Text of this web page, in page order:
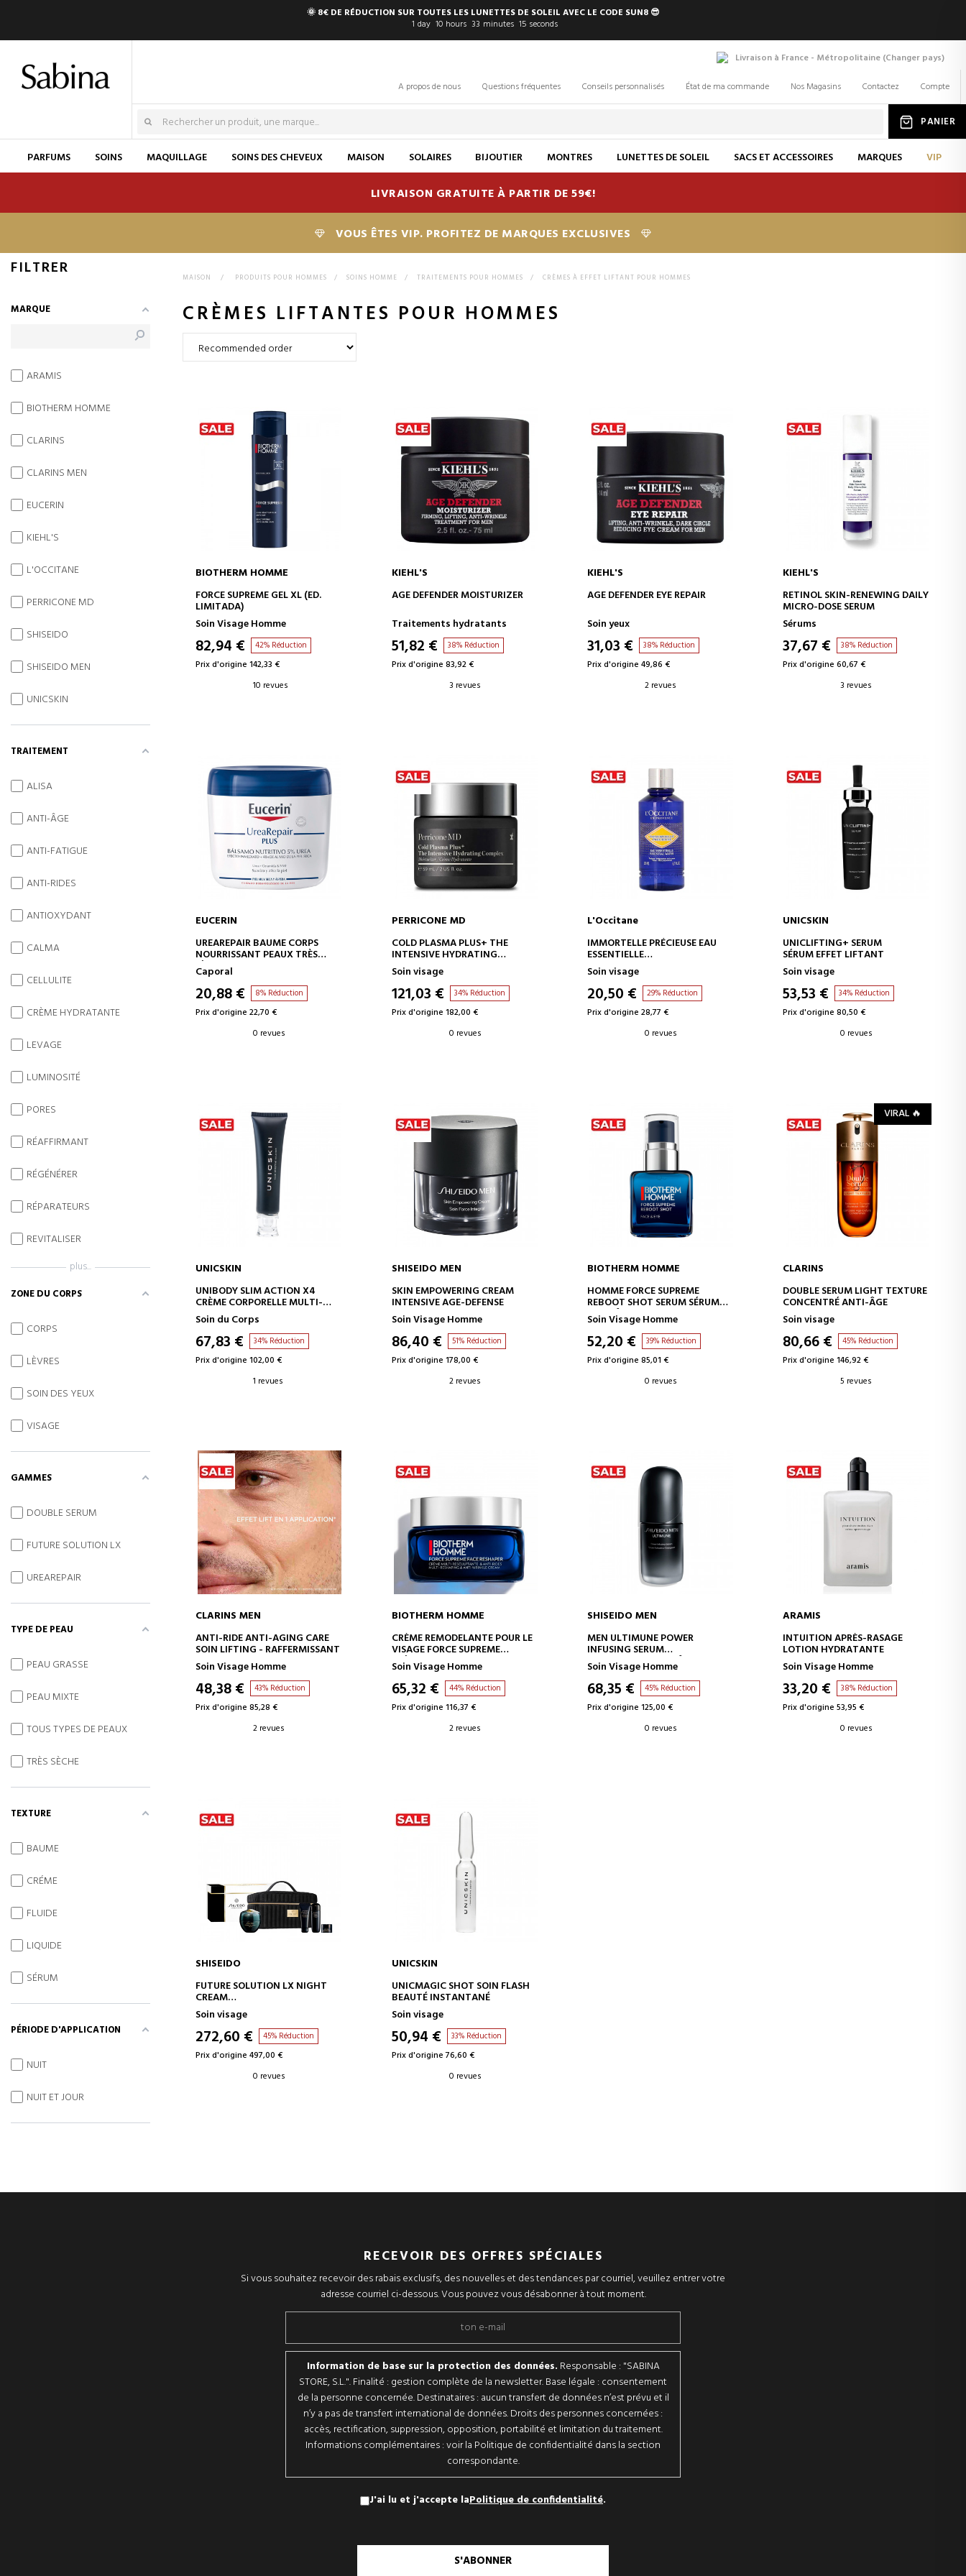
🌞 8€ DE RÉDUCTION SUR TOUTES LES LUNETTES DE SOLEIL AVEC LE CODE SUN8 😎
1 day 10 hours 33 minutes 14 seconds
Livraison à France - Métropolitaine (Changer pays)
A propos de nous
Questions fréquentes Conseils personnalisés État de ma commande Nos Magasins Contactez Compte
PANIER
PARFUMS SOINS MAQUILLAGE SOINS DES CHEVEUX MAISON SOLAIRES BIJOUTIER MONTRES LUNETTES DE SOLEIL SACS ET ACCESSOIRES MARQUES VIP
LIVRAISON GRATUITE À PARTIR DE 59€!
VOUS ÊTES VIP. PROFITEZ DE MARQUES EXCLUSIVES
MAISON > PRODUITS POUR HOMMES > SOINS HOMME > TRAITEMENTS POUR HOMMES > CRÈMES À EFFET LIFTANT POUR HOMMES
CRÈMES LIFTANTES POUR HOMMES
AJOUTER AU PANIER
BIOTHERM HOMME
FORCE SUPREME GEL XL (ED.
LIMITADA)
Soin Visage Homme
82,94 € 42% Réduction
Prix d'origine 142,33 €
10 revues
AJOUTER AU PANIER
KIEHL'S
AGE DEFENDER MOISTURIZER
Traitements hydratants
51,82 € 38% Réduction
Prix d'origine 83,92 €
3 revues
AJOUTER AU PANIER
KIEHL'S
AGE DEFENDER EYE REPAIR
Soin yeux
31,03 € 38% Réduction
Prix d'origine 49,86 €
2 revues
AJOUTER AU PANIER
KIEHL'S
RETINOL SKIN-RENEWING DAILY
MICRO-DOSE SERUM
Sérums
37,67 € 38% Réduction
Prix d'origine 60,67 €
3 revues
AJOUTER AU PANIER
EUCERIN
UREAREPAIR BAUME CORPS
NOURRISSANT PEAUX TRÈS
SÈCHES
Caporal
20,88 € 8% Réduction
Prix d'origine 22,70 €
0 revues
AJOUTER AU PANIER
PERRICONE MD
COLD PLASMA PLUS+ THE
INTENSIVE HYDRATING
COMPLEX
CRÈME HYDRATANTE INTENSIVE
Soin visage
121,03 € 34% Réduction
Prix d'origine 182,00 €
0 revues
AJOUTER AU PANIER
L'Occitane
IMMORTELLE PRÉCIEUSE EAU
ESSENTIELLE
LOTION TONIQUE
PRÉPARATOIRE POUR LA PEAU
Soin visage
20,50 € 29% Réduction
Prix d'origine 28,77 €
0 revues
AJOUTER AU PANIER
UNICSKIN
UNICLIFTING+ SERUM
SÉRUM EFFET LIFTANT
Soin visage
53,53 € 34% Réduction
Prix d'origine 80,50 €
0 revues
AJOUTER AU PANIER
UNICSKIN
UNIBODY SLIM ACTION X4
CRÈME CORPORELLE MULTI-
ACTIONS
Soin du Corps
67,83 € 34% Réduction
Prix d'origine 102,00 €
1 revues
AJOUTER AU PANIER
SHISEIDO MEN
SKIN EMPOWERING CREAM
INTENSIVE AGE-DEFENSE
Soin Visage Homme
86,40 € 51% Réduction
Prix d'origine 178,00 €
2 revues
AJOUTER AU PANIER
BIOTHERM HOMME
HOMME FORCE SUPREME
REBOOT SHOT SERUM SÉRUM
ANTI-ÂGE
Soin Visage Homme
52,20 € 39% Réduction
Prix d'origine 85,01 €
0 revues
VIRAL 🔥
AJOUTER AU PANIER
CLARINS
DOUBLE SERUM LIGHT TEXTURE
CONCENTRÉ ANTI-ÂGE
Soin visage
80,66 € 45% Réduction
Prix d'origine 146,92 €
5 revues
AJOUTER AU PANIER
CLARINS MEN
ANTI-RIDE ANTI-AGING CARE
SOIN LIFTING - RAFFERMISSANT
Soin Visage Homme
48,38 € 43% Réduction
Prix d'origine 85,28 €
2 revues
AJOUTER AU PANIER
BIOTHERM HOMME
CRÈME REMODELANTE POUR LE
VISAGE FORCE SUPREME
CRÈME ANTI-RIDES
Soin Visage Homme
65,32 € 44% Réduction
Prix d'origine 116,37 €
2 revues
AJOUTER AU PANIER
SHISEIDO MEN
MEN ULTIMUNE POWER
INFUSING SERUM
TRAITEMENT ANTI-ÂGE
Soin Visage Homme
68,35 € 45% Réduction
Prix d'origine 125,00 €
0 revues
AJOUTER AU PANIER
ARAMIS
INTUITION APRÈS-RASAGE
LOTION HYDRATANTE
Soin Visage Homme
33,20 € 38% Réduction
Prix d'origine 53,95 €
0 revues
AJOUTER AU PANIER
SHISEIDO
FUTURE SOLUTION LX NIGHT
CREAM
ESTUCHE
Soin visage
272,60 € 45% Réduction
Prix d'origine 497,00 €
0 revues
AJOUTER AU PANIER
UNICSKIN
UNICMAGIC SHOT SOIN FLASH
BEAUTÉ INSTANTANÉ
Soin visage
50,94 € 33% Réduction
Prix d'origine 76,60 €
0 revues
FILTRER
MARQUE
ARAMIS
BIOTHERM HOMME
CLARINS
CLARINS MEN
EUCERIN
KIEHL'S
L'OCCITANE
PERRICONE MD
SHISEIDO
SHISEIDO MEN
UNICSKIN
TRAITEMENT
ALISA
ANTI-ÂGE
ANTI-FATIGUE
ANTI-RIDES
ANTIOXYDANT
CALMA
CELLULITE
CRÈME HYDRATANTE
LEVAGE
LUMINOSITÉ
PORES
RÉAFFIRMANT
RÉGÉNÉRER
RÉPARATEURS
REVITALISER
plus...
ZONE DU CORPS
CORPS
LÈVRES
SOIN DES YEUX
VISAGE
GAMMES
DOUBLE SERUM
FUTURE SOLUTION LX
UREAREPAIR
TYPE DE PEAU
PEAU GRASSE
PEAU MIXTE
TOUS TYPES DE PEAUX
TRÈS SÈCHE
TEXTURE
BAUME
CRÉME
FLUIDE
LIQUIDE
SÉRUM
PÉRIODE D'APPLICATION
NUIT
NUIT ET JOUR
RECEVOIR DES OFFRES SPÉCIALES
Si vous souhaitez recevoir des rabais exclusifs, des nouvelles et des tendances par courriel, veuillez entrer votre
adresse courriel ci-dessous. Vous pouvez vous désabonner à tout moment.
Information de base sur la protection des données. Responsable : "SABINA
STORE, S.L.". Finalité : gestion complète de la newsletter. Base légale : consentement
de la personne concernée. Destinataires : aucun transfert de données n’est prévu et il
n’y a pas de transfert international de données. Droits des personnes concernées :
accès, rectification, suppression, opposition, portabilité et limitation du traitement.
Informations complémentaires : voir la Politique de confidentialité dans la section
correspondante.
J'ai lu et j'accepte laPolitique de confidentialité.
S'ABONNER